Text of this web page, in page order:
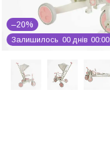
–20%
Залишилось 00 днів 00 00